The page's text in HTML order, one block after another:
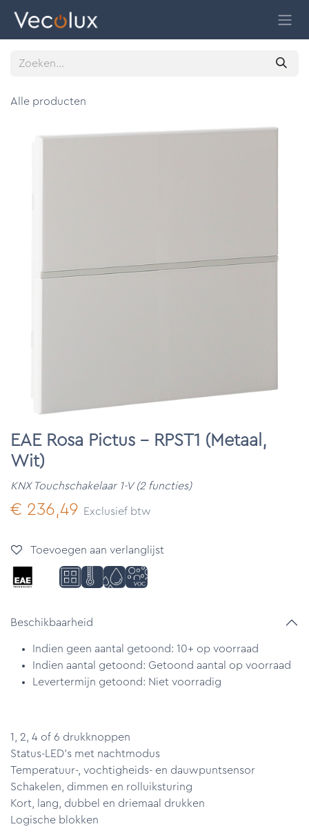
Alle producten
EAE Rosa Pictus - RPST1 (Metaal,
Wit)
KNX Touchschakelaar 1-V (2 functies)
€ 236,49 Exclusief btw
Toevoegen aan verlanglijst
Beschikbaarheid
Indien geen aantal getoond: 10+ op voorraad
Indien aantal getoond: Getoond aantal op voorraad
Levertermijn getoond: Niet voorradig
1, 2, 4 of 6 drukknoppen
Status-LED's met nachtmodus
Temperatuur-, vochtigheids- en dauwpuntsensor
Schakelen, dimmen en rolluiksturing
Kort, lang, dubbel en driemaal drukken
Logische blokken